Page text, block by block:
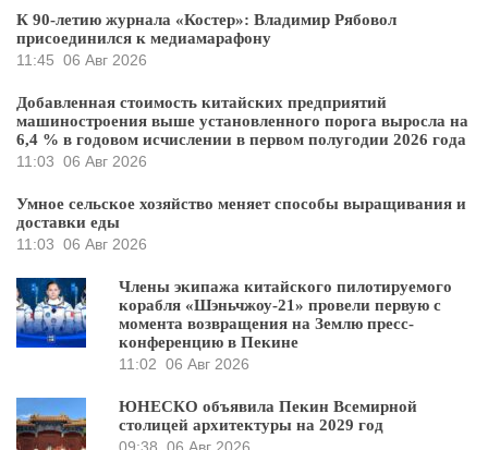
К 90-летию журнала «Костер»: Владимир Рябовол
присоединился к медиамарафону
11:45 06 Авг 2026
Добавленная стоимость китайских предприятий
машиностроения выше установленного порога выросла на
6,4 % в годовом исчислении в первом полугодии 2026 года
11:03 06 Авг 2026
Умное сельское хозяйство меняет способы выращивания и
доставки еды
11:03 06 Авг 2026
Члены экипажа китайского пилотируемого
корабля «Шэньчжоу-21» провели первую с
момента возвращения на Землю пресс-
конференцию в Пекине
11:02 06 Авг 2026
ЮНЕСКО объявила Пекин Всемирной
столицей архитектуры на 2029 год
09:38 06 Авг 2026